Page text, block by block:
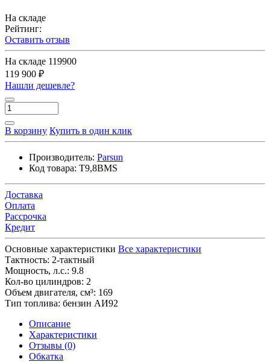
На складе
Рейтинг:
Оставить отзыв
На складе 119900
119 900 ₽
Нашли дешевле?
В корзину Купить в один клик
Производитель: Parsun
Код товара: T9,8BMS
Доставка
Оплата
Рассрочка
Кредит
Основные характеристики Все характеристики
Тактность: 2-тактный
Мощность, л.с.: 9.8
Кол-во цилиндров: 2
Объем двигателя, см³: 169
Тип топлива: бензин АИ92
Описание
Характеристики
Отзывы (0)
Обкатка